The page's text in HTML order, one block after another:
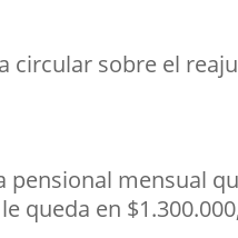
circular sobre el
pensional mensual
queda en